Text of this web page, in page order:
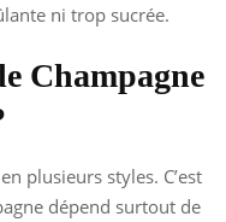
ni trop sucrée.
Champagne
plusieurs styles. C’est
dépend surtout de